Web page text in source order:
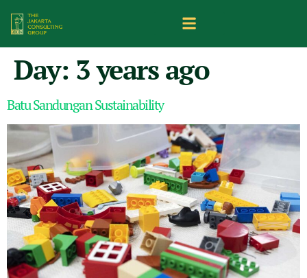
Day: 3 years ago
Batu Sandungan Sustainability